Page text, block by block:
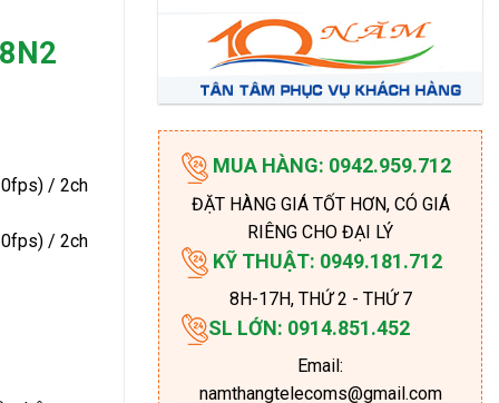
/ 2ch
/ 2ch
MUA HÀNG: 0942.959.712
ĐẶT HÀNG GIÁ TỐT HƠN, CÓ GIÁ
RIÊNG CHO ĐẠI LÝ
KỸ THUẬT: 0949.181.712
8H-17H, THỨ 2 - THỨ 7
SL LỚN: 0914.851.452
Email:
namthangtelecoms@gmail.com